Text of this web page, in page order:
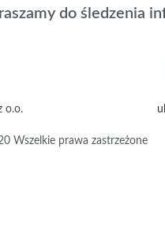
do śledzenia
o.o.
Wszelkie prawa zastrzeżone